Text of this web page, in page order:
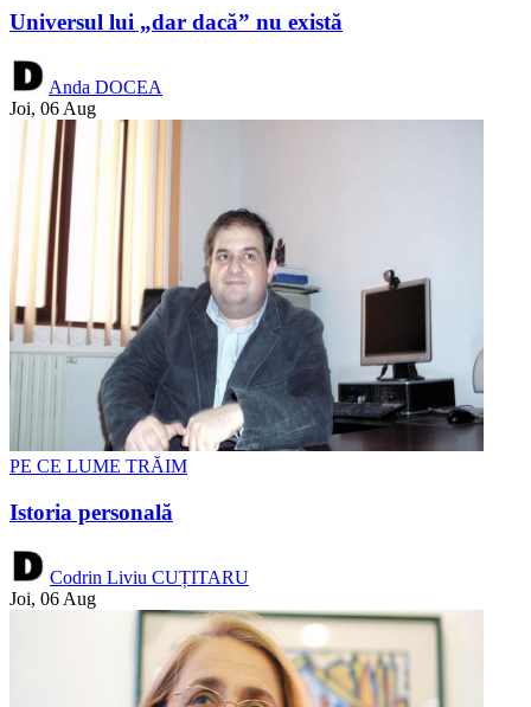
Universul lui „dar dacă” nu există
Anda DOCEA
Joi, 06 Aug
PE CE LUME TRĂIM
Istoria personală
Codrin Liviu CUȚITARU
Joi, 06 Aug